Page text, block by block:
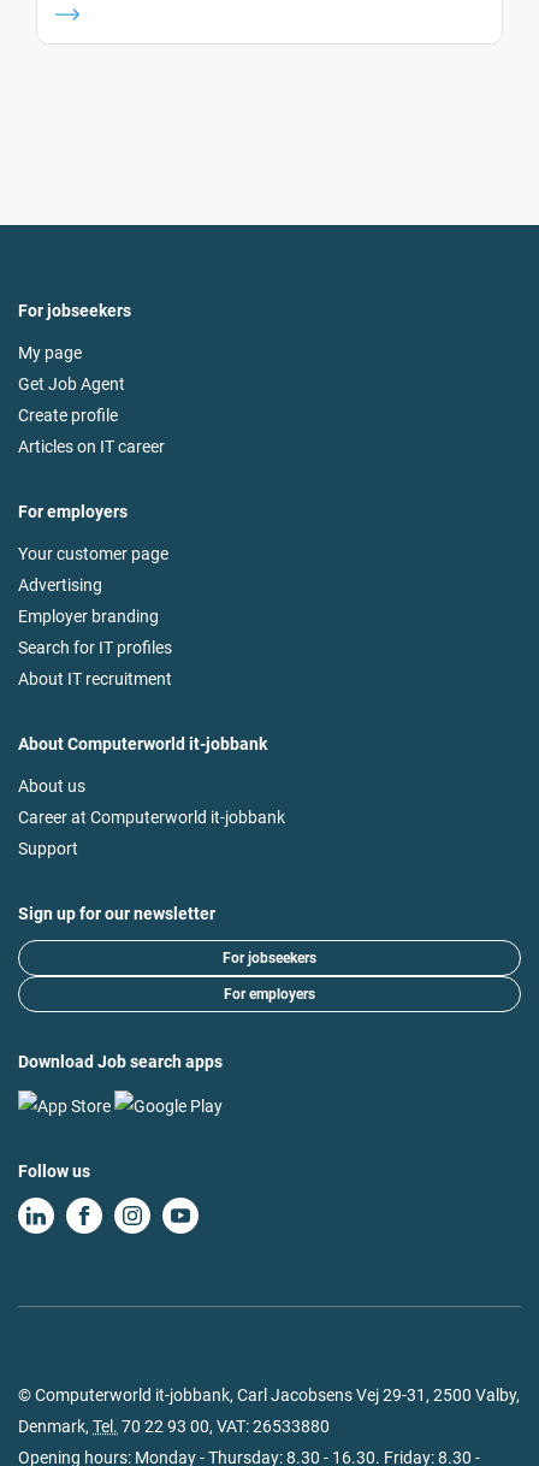
For jobseekers
My page
Get Job Agent
Create profile
Articles on IT career
For employers
Your customer page
Advertising
Employer branding
Search for IT profiles
About IT recruitment
About Computerworld it-jobbank
About us
Career at Computerworld it-jobbank
Support
Sign up for our newsletter
For jobseekers
For employers
Download Job search apps
Follow us
© Computerworld it-jobbank, Carl Jacobsens Vej 29-31, 2500 Valby,
Denmark, Tel. 70 22 93 00, VAT: 26533880
Opening hours: Monday - Thursday: 8.30 - 16.30. Friday: 8.30 -